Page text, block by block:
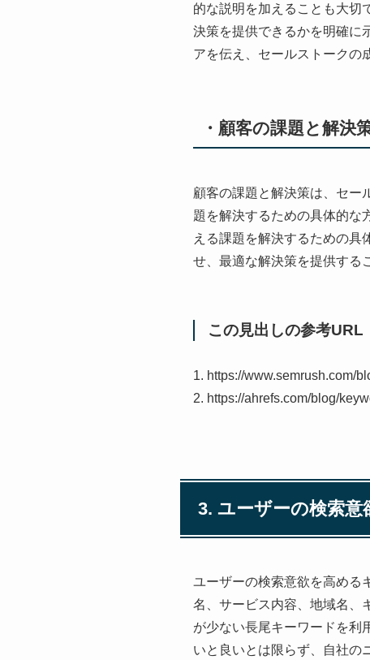
的な説明を加えることも大切
決策を提供できるかを明確に
アを伝え、セールストークの
・顧客の課題と解決
顧客の課題と解決策は、セー
題を解決するための具体的な
える課題を解決するための具
せ、最適な解決策を提供する
この見出しの参考URL
1. https://www.semrush.com/
2. https://ahrefs.com/blog/
3. ユーザーの検索
ユーザーの検索意欲を高める
名、サービス内容、地域名、
が少ない長尾キーワードを利
いと良いとは限らず、自社の